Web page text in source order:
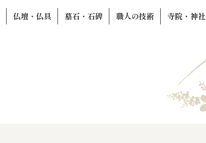
仏壇・仏具 墓石・石碑 職人の技術 寺院・神社